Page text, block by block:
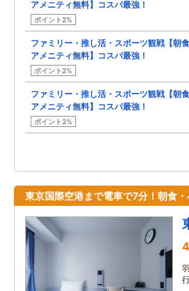
アメニティ無料】コスパ最強！
ポイント2%
ファミリー・推し活・スポーツ観戦【朝食
アメニティ無料】コスパ最強！
ポイント2%
ファミリー・推し活・スポーツ観戦【朝食
アメニティ無料】コスパ最強！
ポイント2%
東京国際空港まで電車で7分！朝食